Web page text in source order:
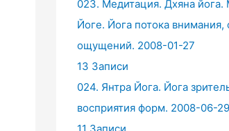
023. Медитация. Дхяна йога.
Йоге. Йога потока внимания,
ощущений. 2008-01-27
13 Записи
024. Янтра Йога. Йога
восприятия форм. 2008-06-29